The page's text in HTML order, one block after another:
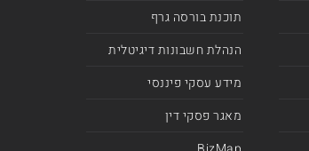
תוכנת בורסה גרף
הנהלת חשבונות דיגיטלית
מידע עסקי פיננסי
מאגר פסקי דין